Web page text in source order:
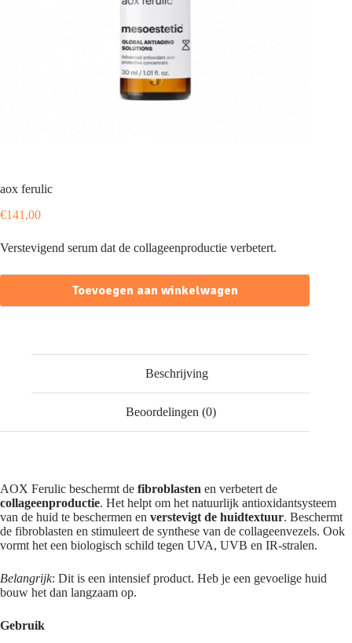
aox ferulic
€141,00
Verstevigend serum dat de collageenproductie verbetert.
Toevoegen aan winkelwagen
Beschrijving
Beoordelingen (0)
AOX Ferulic beschermt de fibroblasten en verbetert de
collageenproductie. Het helpt om het natuurlijk antioxidantsysteem
van de huid te beschermen en verstevigt de huidtextuur. Beschermt
de fibroblasten en stimuleert de synthese van de collageenvezels. Ook
vormt het een biologisch schild tegen UVA, UVB en IR-stralen.
Belangrijk: Dit is een intensief product. Heb je een gevoelige huid
bouw het dan langzaam op.
Gebruik